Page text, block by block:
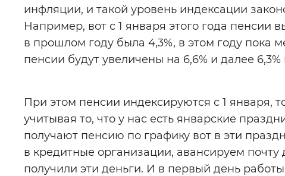
инфляции, и такой уровень индексации
Например, вот с 1 января этого года пенсии
в прошлом году была 4,3%, в этом году пока
пенсии будут увеличены на 6,6% и далее 6,3%
При этом пенсии индексируются с 1 января,
учитывая то, что у нас есть январские
получают пенсию по графику вот в эти
в кредитные организации, авансируем
получили эти деньги. И в первый день